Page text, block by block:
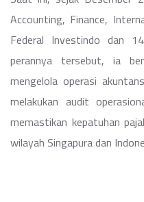
Accounting, Finance,
Federal Investindo dan
perannya tersebut, ia
mengelola operasi
melakukan audit
memastikan kepatuhan
wilayah Singapura dan